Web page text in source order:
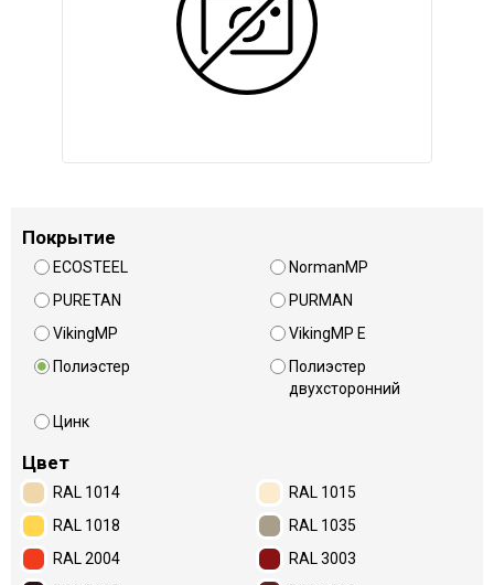
Покрытие
ECOSTEEL
NormanMP
PURETAN
PURMAN
VikingMP
VikingMP E
Полиэстер
Полиэстер
двухсторонний
Цинк
Цвет
RAL 1014
RAL 1015
RAL 1018
RAL 1035
RAL 2004
RAL 3003